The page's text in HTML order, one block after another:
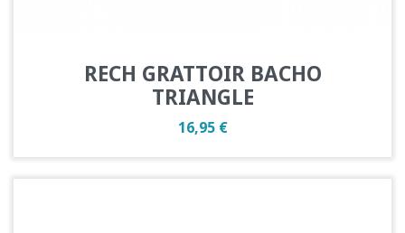
RECH GRATTOIR BACHO
TRIANGLE
Prix
16,95 €